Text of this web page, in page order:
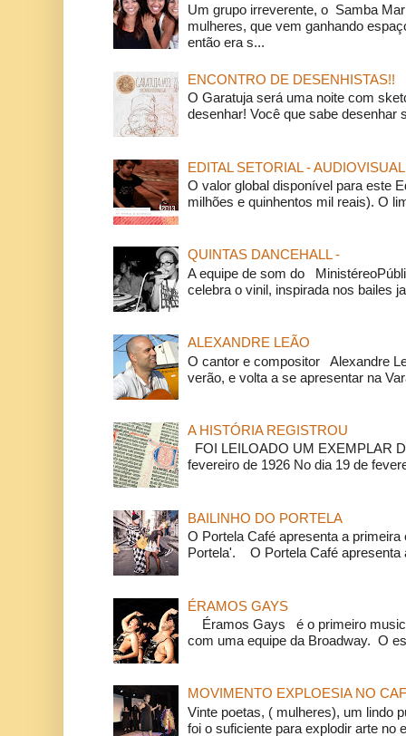
Um grupo irreverente, o Samba
mulheres, que vem ganhando
então era s...
ENCONTRO DE DESENHISTAS!!
O Garatuja será uma noite com
desenhar! Você que sabe desenhar
EDITAL SETORIAL - AUDIOVISUAL
O valor global disponível para este
milhões e quinhentos mil reais). O
QUINTAS DANCEHALL -
A equipe de som do
celebra o vinil, inspirada nos bailes
ALEXANDRE LEÃO
O cantor e compositor Alexandre
verão, e volta a se apresentar na
A HISTÓRIA REGISTROU
FOI LEILOADO UM EXEMPLAR
fevereiro de 1926 No dia 19 de
BAILINHO DO PORTELA
O Portela Café apresenta a
Portela'. O Portela Café apresenta
ÉRAMOS GAYS
Éramos Gays é o primeiro
com uma equipe da Broadway. O
MOVIMENTO EXPLOESIA NO
Vinte poetas, ( mulheres), um lindo
foi o suficiente para explodir arte no